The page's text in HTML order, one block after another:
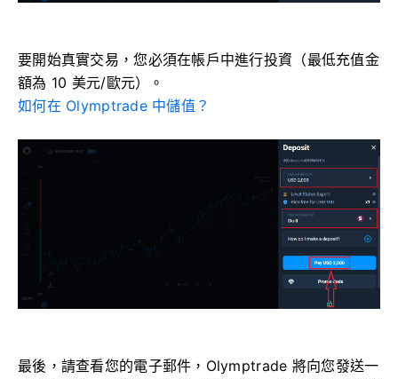
要開始真實交易，您必須在帳戶中進行投資（最低充值金
額為 10 美元/歐元）。
如何在 Olymptrade 中儲值？
最後，請查看您的電子郵件，Olymptrade 將向您發送一